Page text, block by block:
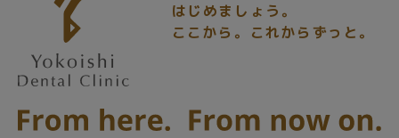
はじめましょう。
ここから。これからずっと。